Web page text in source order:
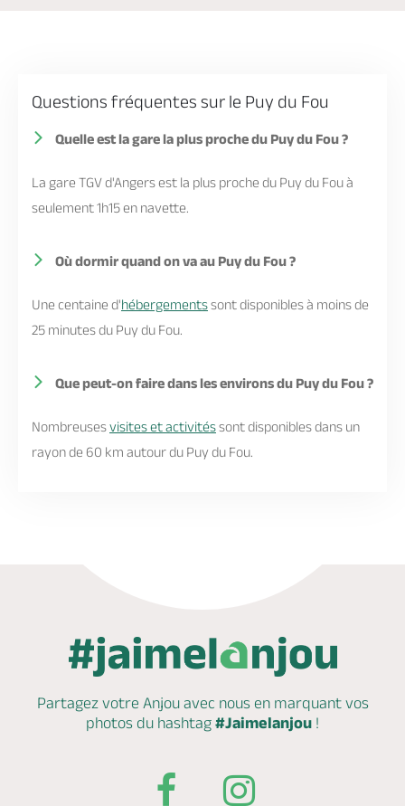
Questions fréquentes sur le Puy du Fou
Quelle est la gare la plus proche du Puy du Fou ?
La gare TGV d'Angers est la plus proche du Puy du Fou à
seulement 1h15 en navette.
Où dormir quand on va au Puy du Fou ?
Une centaine d'hébergementssont disponibles à moins de
25 minutes du Puy du Fou.
Que peut-on faire dans les environs du Puy du Fou ?
Nombreusesvisites et activitéssont disponibles dans un
rayon de 60 km autour du Puy du Fou.
Partagez votre Anjou avec nous en marquantvos
photos du hashtag #Jaimelanjou !